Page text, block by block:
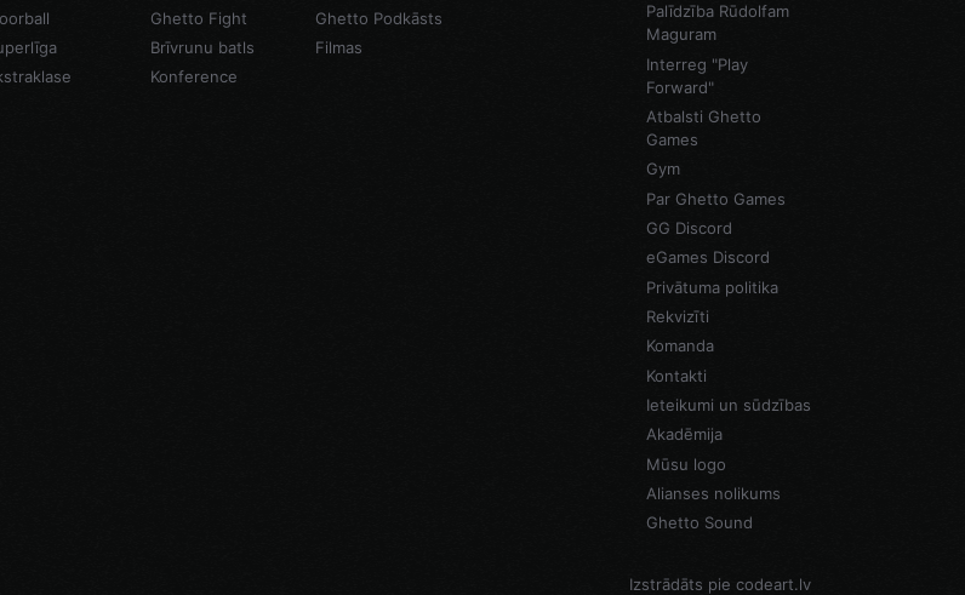
Ghetto Fight
Brīvrunu batls
Konference
Ghetto Podkāsts
Filmas
Palīdzība Rūdolfam
Maguram
Interreg "Play
Forward"
Atbalsti Ghetto
Games
Gym
Par Ghetto Games
GG Discord
eGames Discord
Privātuma politika
Rekvizīti
Komanda
Kontakti
Ieteikumi un sūdzības
Akadēmija
Mūsu logo
Alianses nolikums
Ghetto Sound
Izstrādāts pie codeart.lv